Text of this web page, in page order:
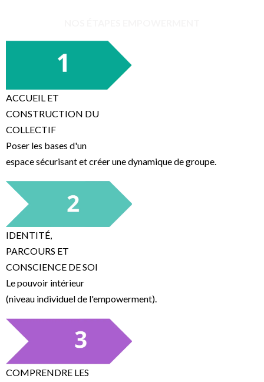
ACCUEIL ET
CONSTRUCTION DU
COLLECTIF
Poser les bases d'un
espace sécurisant et créer une dynamique de groupe.
IDENTITÉ,
PARCOURS ET
CONSCIENCE DE SOI
Le pouvoir intérieur
(niveau individuel de l'empowerment).
COMPRENDRE LES